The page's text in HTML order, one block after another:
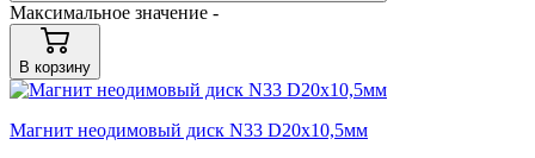
Максимальное значение -
В корзину
Магнит неодимовый диск N33 D20х10,5мм